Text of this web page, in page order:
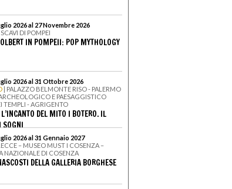
2026 al 27 Novembre 2026
SCAVI DI POMPEI
IN POMPEII: POP MYTHOLOGY
2026 al 31 Ottobre 2026
| PALAZZO BELMONTE RISO - PALERMO
E PAESAGGISTICO
TEMPLI - AGRIGENTO
L’INCANTO DEL MITO I BOTERO. IL
SOGNI
2026 al 31 Gennaio 2027
– MUSEO MUST I COSENZA –
NAZIONALE DI COSENZA
DELLA GALLERIA BORGHESE